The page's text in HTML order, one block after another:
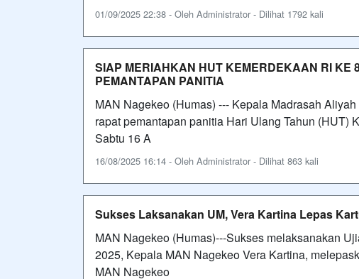
01/09/2025 22:38 - Oleh Administrator - Dilihat 1792 kali
SIAP MERIAHKAN HUT KEMERDEKAAN RI KE
PEMANTAPAN PANITIA
MAN Nagekeo (Humas) --- Kepala Madrasah
rapat pemantapan panitia Hari Ulang Tahun (HUT)
Sabtu 16 A
16/08/2025 16:14 - Oleh Administrator - Dilihat 863 kali
Sukses Laksanakan UM, Vera Kartina Lepas
MAN Nagekeo (Humas)---Sukses melaksanakan
2025, Kepala MAN Nagekeo Vera Kartina,
MAN Nagekeo